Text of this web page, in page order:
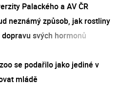
Palackého a AV ČR
neznámý způsob, jak rostliny
svých hormonů
se podařilo jako jediné v
mládě